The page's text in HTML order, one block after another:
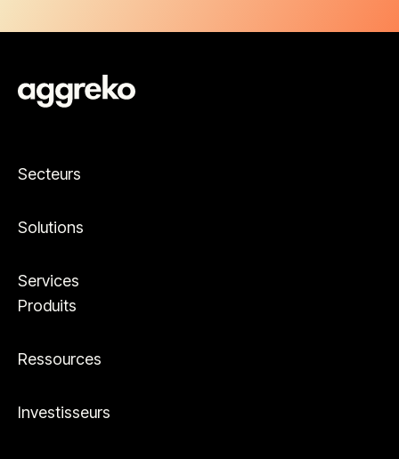
Secteurs
Solutions
Services
Produits
Ressources
Investisseurs